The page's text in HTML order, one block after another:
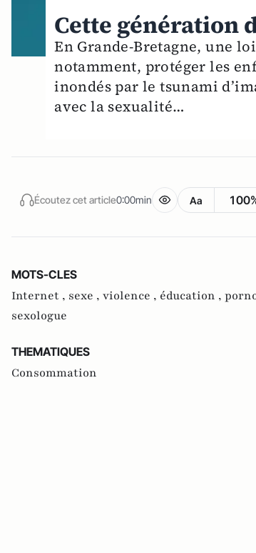
Cette génération
En Grande-Bretagne, une
notamment, protéger les
inondés par le tsunami
avec la sexualité…
Écoutez cet article0:00min Aa
MOTS-CLES
Internet , sexe , violence , éducation ,
sexologue
THEMATIQUES
Consommation